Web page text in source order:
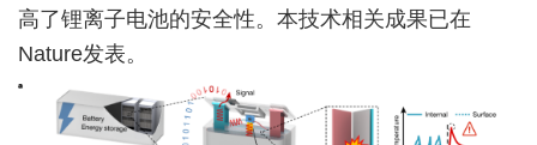
高了锂离子电池的安全性。本技术相关成果已在
Nature发表。